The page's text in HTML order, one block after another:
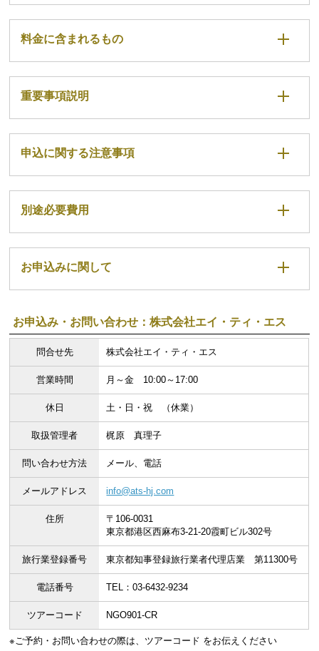
料金に含まれるもの
重要事項説明
申込に関する注意事項
別途必要費用
お申込みに関して
お申込み・お問い合わせ：株式会社エイ・ティ・エス
問合せ先 株式会社エイ・ティ・エス
営業時間 月～金 10:00～17:00
休日 土・日・祝 （休業）
取扱管理者 梶原 真理子
問い合わせ方法 メール、電話
メールアドレス info@ats-hj.com
住所
〒106-0031
東京都港区西麻布3-21-20霞町ビル302号
旅行業登録番号 東京都知事登録旅行業者代理店業 第11300号
電話番号 TEL：03-6432-9234
ツアーコード NGO901-CR
※ご予約・お問い合わせの際は、ツアーコード をお伝えください